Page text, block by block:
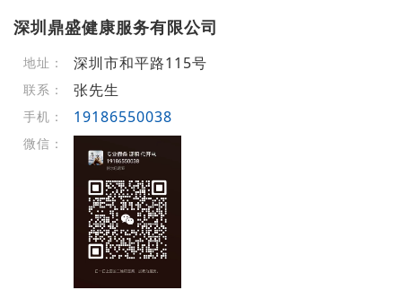
深圳鼎盛健康服务有限公司
地址： 深圳市和平路115号
联系： 张先生
手机： 19186550038
微信：